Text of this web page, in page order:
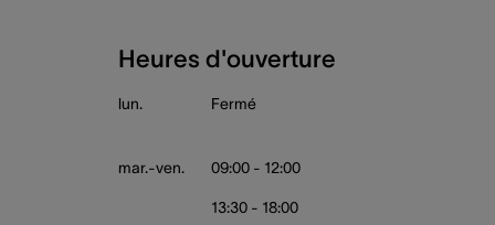
Heures d'ouverture
lun. Fermé
mar.-ven. 09:00 - 12:00
13:30 - 18:00